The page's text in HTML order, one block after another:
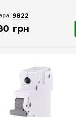
9822
грн